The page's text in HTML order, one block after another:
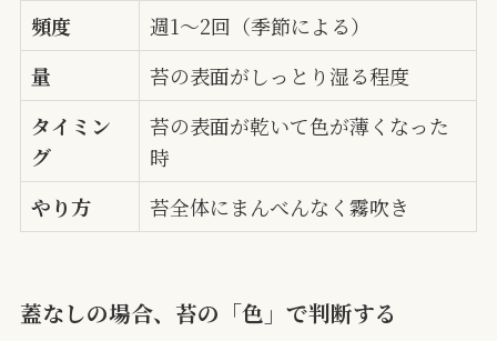
頻度
週1〜2回（季節による）
量
苔の表面がしっとり湿る程度
タイミン
グ
苔の表面が乾いて色が薄くなった
時
やり方
苔全体にまんべんなく霧吹き
蓋なしの場合、苔の「色」で判断する